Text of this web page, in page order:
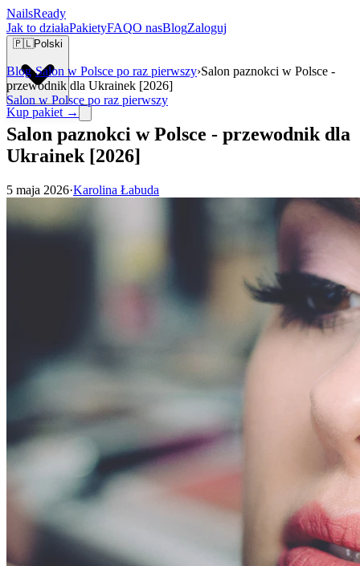
NailsReady
Jak to działaPakietyFAQO nasBlogZaloguj
🇵🇱Polski
Kup pakiet →
Blog›Salon w Polsce po raz pierwszy›Salon paznokci w Polsce -
przewodnik dla Ukrainek [2026]
Salon w Polsce po raz pierwszy
Salon paznokci w Polsce - przewodnik dla
Ukrainek [2026]
5 maja 2026·Karolina Łabuda